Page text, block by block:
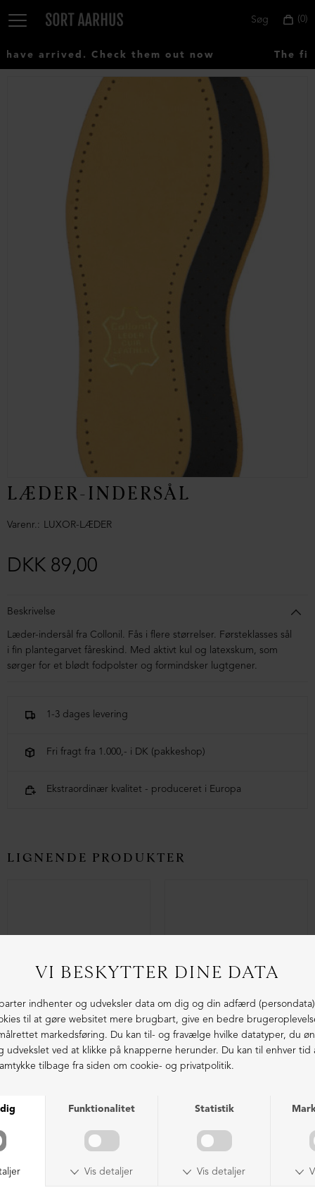
Denmark
0
Søg
arrived. Check them out now The
LÆDER-INDERSÅL
Varenr. LUXOR-LÆDER
DKK 89,00
Beskrivelse
Læder-indersål fra Collonil. Fås i flere størrelser. Førsteklasses sål
i fin plantegarvet fåreskind. Med aktivt kul og latexskum, som
sørger for et blødt fodpolster og formindsker lugtgener.
1-3 dages levering
Fri fragt fra 1.000,- i DK (pakkeshop)
Ekstraordinær kvalitet - produceret i Europa
LIGNENDE PRODUKTER
DKK 79,00